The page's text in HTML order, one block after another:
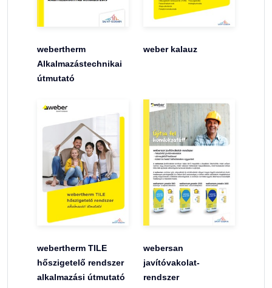
webertherm
Alkalmazástechnikai
útmutató
weber kalauz
webertherm TILE
hőszigetelő rendszer
alkalmazási útmutató
webersan
javítóvakolat-
rendszer